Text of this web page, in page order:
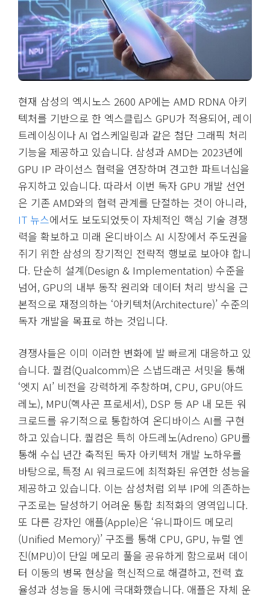
현재 삼성의 엑시노스 2600 AP에는 AMD RDNA 아키
텍처를 기반으로 한 엑스클립스 GPU가 적용되어, 레이
트레이싱이나 AI 업스케일링과 같은 첨단 그래픽 처리
기능을 제공하고 있습니다. 삼성과 AMD는 2023년에
GPU IP 라이선스 협력을 연장하며 견고한 파트너십을
유지하고 있습니다. 따라서 이번 독자 GPU 개발 선언
은 기존 AMD와의 협력 관계를 단절하는 것이 아니라,
IT 뉴스에서도 보도되었듯이 자체적인 핵심 기술 경쟁
력을 확보하고 미래 온디바이스 AI 시장에서 주도권을
쥐기 위한 삼성의 장기적인 전략적 행보로 보아야 합니
다. 단순히 설계(Design & Implementation) 수준을
넘어, GPU의 내부 동작 원리와 데이터 처리 방식을 근
본적으로 재정의하는 ‘아키텍처(Architecture)’ 수준의
독자 개발을 목표로 하는 것입니다.
경쟁사들은 이미 이러한 변화에 발 빠르게 대응하고 있
습니다. 퀄컴(Qualcomm)은 스냅드래곤 서밋을 통해
‘엣지 AI’ 비전을 강력하게 주창하며, CPU, GPU(아드
레노), MPU(헥사곤 프로세서), DSP 등 AP 내 모든 워
크로드를 유기적으로 통합하여 온디바이스 AI를 구현
하고 있습니다. 퀄컴은 특히 아드레노(Adreno) GPU를
통해 수십 년간 축적된 독자 아키텍처 개발 노하우를
바탕으로, 특정 AI 워크로드에 최적화된 유연한 성능을
제공하고 있습니다. 이는 삼성처럼 외부 IP에 의존하는
구조로는 달성하기 어려운 통합 최적화의 영역입니다.
또 다른 강자인 애플(Apple)은 ‘유니파이드 메모리
(Unified Memory)’ 구조를 통해 CPU, GPU, 뉴럴 엔
진(MPU)이 단일 메모리 풀을 공유하게 함으로써 데이
터 이동의 병목 현상을 혁신적으로 해결하고, 전력 효
율성과 성능을 동시에 극대화했습니다. 애플은 자체 운